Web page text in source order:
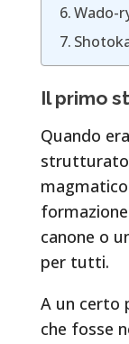
Wado-
Il primo
Quando
canone o
per tutti.
A un certo
che fosse